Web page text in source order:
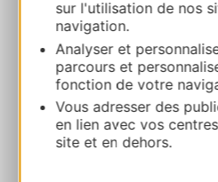
sur l'utilisation de nos
navigation.
Analyser et
parcours et
fonction de votre
Vous adresser des
en lien avec vos
site et en dehors.
05 62 59 70 75
E-mail